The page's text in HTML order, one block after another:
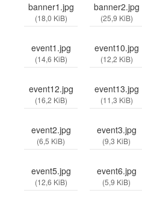
banner1.jpg
(18,0 KiB)
banner2.jpg
(25,9 KiB)
event1.jpg
(14,6 KiB)
event10.jpg
(12,2 KiB)
event12.jpg
(16,2 KiB)
event13.jpg
(11,3 KiB)
event2.jpg
(6,5 KiB)
event3.jpg
(9,3 KiB)
event5.jpg
(12,6 KiB)
event6.jpg
(5,9 KiB)